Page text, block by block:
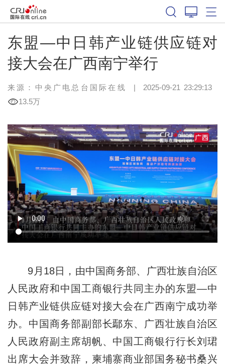
东盟—中日韩产业链供应链对
接大会在广西南宁举行
来源：中央广电总台国际在线 | 2025-09-21 23:29:13
13.5万
9月18日，由中国商务部、广西壮族自治区
人民政府和中国工商银行共同主办的东盟—中
日韩产业链供应链对接大会在广西南宁成功举
办。中国商务部副部长鄢东、广西壮族自治区
人民政府副主席胡帆、中国工商银行行长刘珺
出席大会并致辞，柬埔寨商业部国务秘书桑兴